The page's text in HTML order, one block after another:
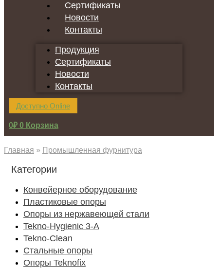
Сертификаты
Новости
Контакты
Продукция
Сертификаты
Новости
Контакты
Доступно Online
0₽ 0 Корзина
Главная » Промышленная фурнитура
Категории
Конвейерное оборудование
Пластиковые опоры
Опоры из нержавеющей стали
Tekno-Hygienic 3-А
Tekno-Clean
Стальные опоры
Опоры Teknofix